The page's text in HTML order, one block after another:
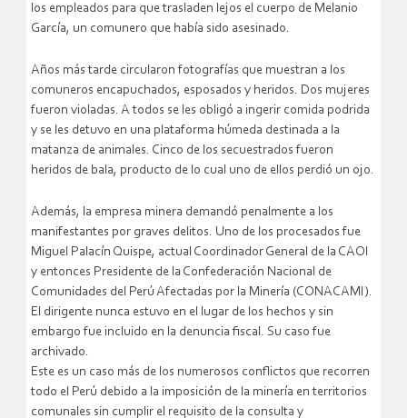
los empleados para que trasladen lejos el cuerpo de Melanio
García, un comunero que había sido asesinado.
Años más tarde circularon fotografías que muestran a los
comuneros encapuchados, esposados y heridos. Dos mujeres
fueron violadas. A todos se les obligó a ingerir comida podrida
y se les detuvo en una plataforma húmeda destinada a la
matanza de animales. Cinco de los secuestrados fueron
heridos de bala, producto de lo cual uno de ellos perdió un ojo.
Además, la empresa minera demandó penalmente a los
manifestantes por graves delitos. Uno de los procesados fue
Miguel Palacín Quispe, actual Coordinador General de la CAOI
y entonces Presidente de la Confederación Nacional de
Comunidades del Perú Afectadas por la Minería (CONACAMI).
El dirigente nunca estuvo en el lugar de los hechos y sin
embargo fue incluido en la denuncia fiscal. Su caso fue
archivado.
Este es un caso más de los numerosos conflictos que recorren
todo el Perú debido a la imposición de la minería en territorios
comunales sin cumplir el requisito de la consulta y